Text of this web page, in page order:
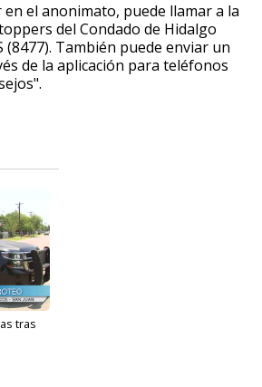
en el anonimato, puede llamar a la
del Condado de Hidalgo
(8477). También puede enviar un
de la aplicación para teléfonos
tras